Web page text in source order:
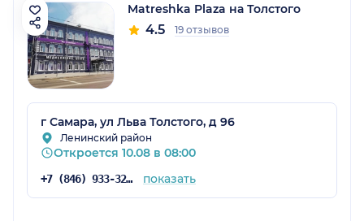
Matreshka Plaza на Толстого
4.5 19 отзывов
г Самара, ул Льва Толстого, д 96
Ленинский район
Откроется 10.08 в 08:00
+7 (846) 933-32-61 показать